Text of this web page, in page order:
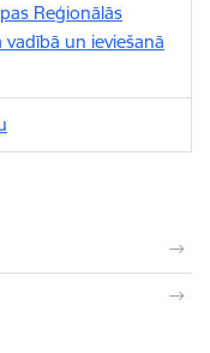
Reģionālās
un ieviešanā